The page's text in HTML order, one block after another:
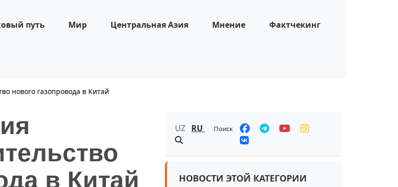
путь Мир Центральная Азия Мнение Фактчекинг
нового газопровода в Китай
в Китай
UZ RU Поиск
НОВОСТИ ЭТОЙ КАТЕГОРИИ